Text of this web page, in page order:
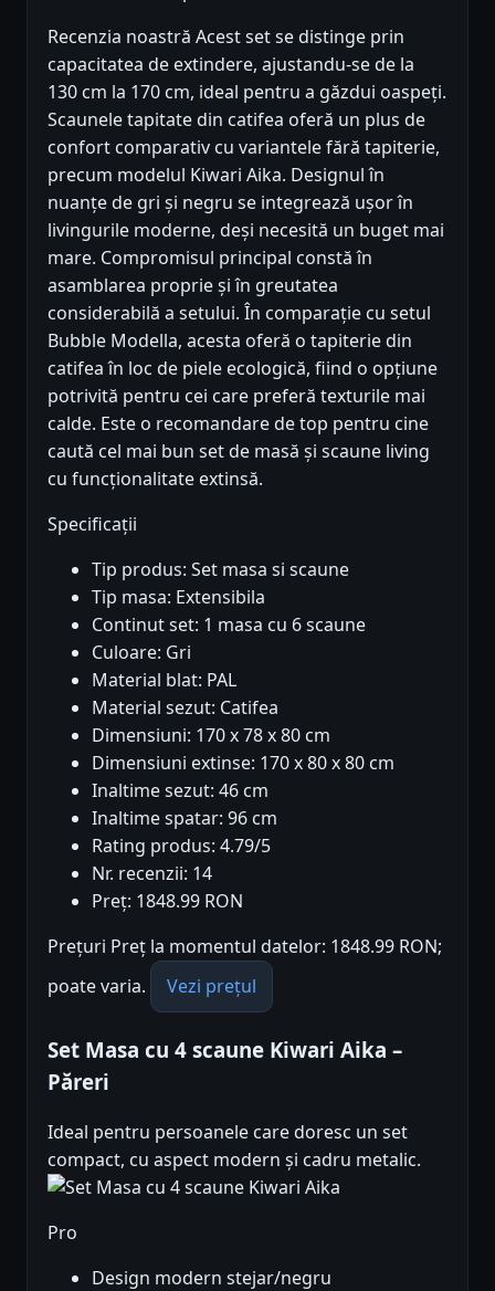
Recenzia noastră Acest set se distinge prin
capacitatea de extindere, ajustandu-se de la
130 cm la 170 cm, ideal pentru a găzdui oaspeți.
Scaunele tapitate din catifea oferă un plus de
confort comparativ cu variantele fără tapiterie,
precum modelul Kiwari Aika. Designul în
nuanțe de gri și negru se integrează ușor în
livingurile moderne, deși necesită un buget mai
mare. Compromisul principal constă în
asamblarea proprie și în greutatea
considerabilă a setului. În comparație cu setul
Bubble Modella, acesta oferă o tapiterie din
catifea în loc de piele ecologică, fiind o opțiune
potrivită pentru cei care preferă texturile mai
calde. Este o recomandare de top pentru cine
caută cel mai bun set de masă și scaune living
cu funcționalitate extinsă.
Specificații
Tip produs: Set masa si scaune
Tip masa: Extensibila
Continut set: 1 masa cu 6 scaune
Culoare: Gri
Material blat: PAL
Material sezut: Catifea
Dimensiuni: 170 x 78 x 80 cm
Dimensiuni extinse: 170 x 80 x 80 cm
Inaltime sezut: 46 cm
Inaltime spatar: 96 cm
Rating produs: 4.79/5
Nr. recenzii: 14
Preț: 1848.99 RON
Prețuri Preț la momentul datelor: 1848.99 RON;
poate varia.
Vezi prețul
Set Masa cu 4 scaune Kiwari Aika –
Păreri
Ideal pentru persoanele care doresc un set
compact, cu aspect modern și cadru metalic.
Pro
Design modern stejar/negru